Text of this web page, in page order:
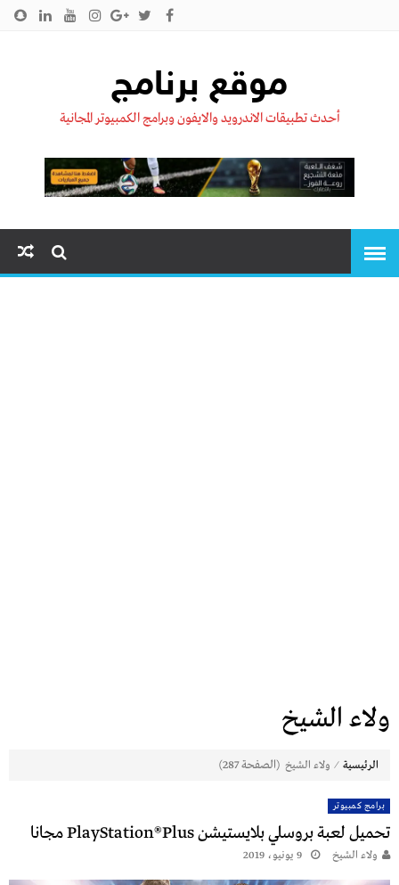
موقع برنامج
أحدث تطبيقات الاندرويد والايفون وبرامج الكمبيوتر المجانية
ولاء الشيخ
الرئيسية ⁄ ولاء الشيخ (الصفحة 287)
برامج كمبيوتر
تحميل لعبة بروسلي بلايستيشن PlayStation®Plus مجانا
ولاء الشيخ 9 يونيو، 2019
Posts
pagination